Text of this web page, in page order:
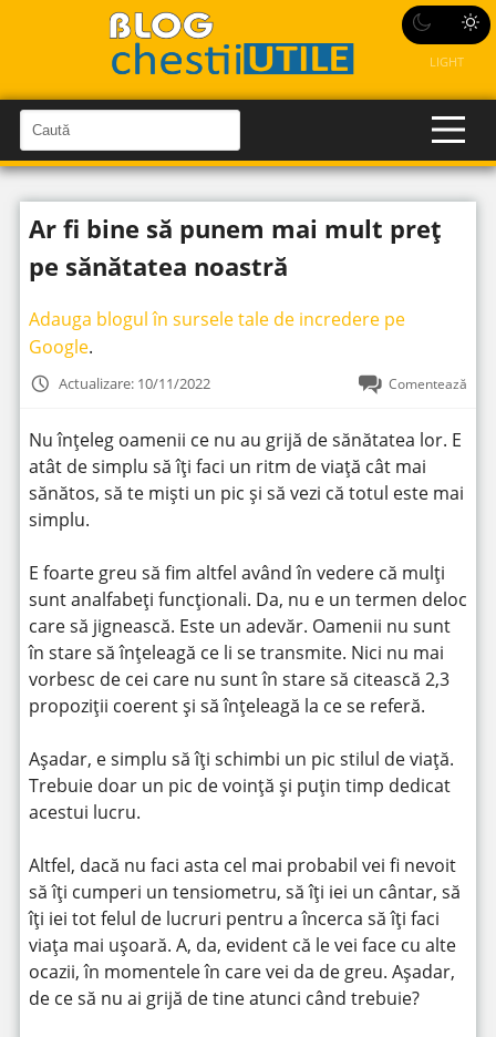
LIGHT
a
u
t
C
a
u
î
i
t
Ar fi bine să punem mai mult preț
pe sănătatea noastră
Adauga blogul în sursele tale de incredere pe
Google.
Actualizare: 10/11/2022 Comentează
Nu înțeleg oamenii ce nu au grijă de sănătatea lor. E
atât de simplu să îți faci un ritm de viață cât mai
sănătos, să te miști un pic și să vezi că totul este mai
simplu.
E foarte greu să fim altfel având în vedere că mulți
sunt analfabeți funcționali. Da, nu e un termen deloc
care să jignească. Este un adevăr. Oamenii nu sunt
în stare să înțeleagă ce li se transmite. Nici nu mai
vorbesc de cei care nu sunt în stare să citească 2,3
propoziții coerent și să înțeleagă la ce se referă.
Așadar, e simplu să îți schimbi un pic stilul de viață.
Trebuie doar un pic de voință și puțin timp dedicat
acestui lucru.
Altfel, dacă nu faci asta cel mai probabil vei fi nevoit
să îți cumperi un tensiometru, să îți iei un cântar, să
îți iei tot felul de lucruri pentru a încerca să îți faci
viața mai ușoară. A, da, evident că le vei face cu alte
ocazii, în momentele în care vei da de greu. Așadar,
de ce să nu ai grijă de tine atunci când trebuie?